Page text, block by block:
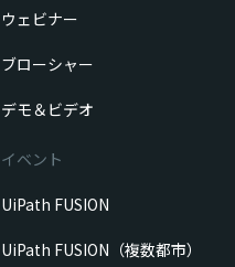
ウェビナー
ブローシャー
デモ＆ビデオ
イベント
UiPath FUSION
UiPath FUSION（複数都市）